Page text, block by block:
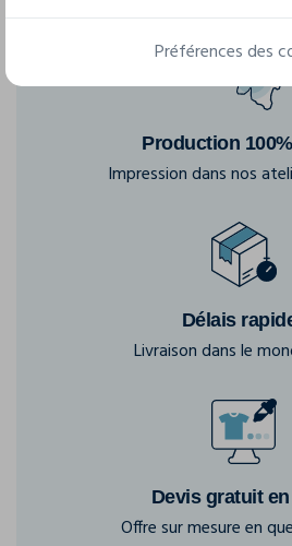
Production
Impression dans nos
Délais
Livraison dans le
Devis gratuit
Offre sur mesure en
Préférences des